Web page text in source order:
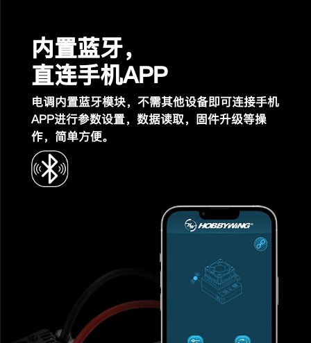
内置蓝牙，
直连手机APP
电调内置蓝牙模块，不需其他设备即可连接手机
APP进行参数设置，数据读取，固件升级等操
作，简单方便。